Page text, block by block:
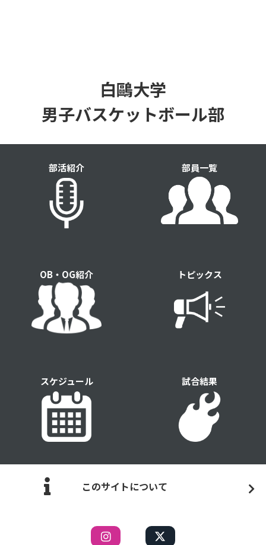
白鷗大学
男子バスケットボール部
部活紹介 部員一覧
OB・OG紹介 トピックス
スケジュール 試合結果
このサイトについて